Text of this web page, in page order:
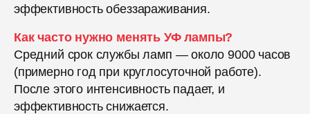
эффективность обеззараживания.
Как часто нужно менять УФ лампы?
Средний срок службы ламп — около 9000 часов
(примерно год при круглосуточной работе).
После этого интенсивность падает, и
эффективность снижается.